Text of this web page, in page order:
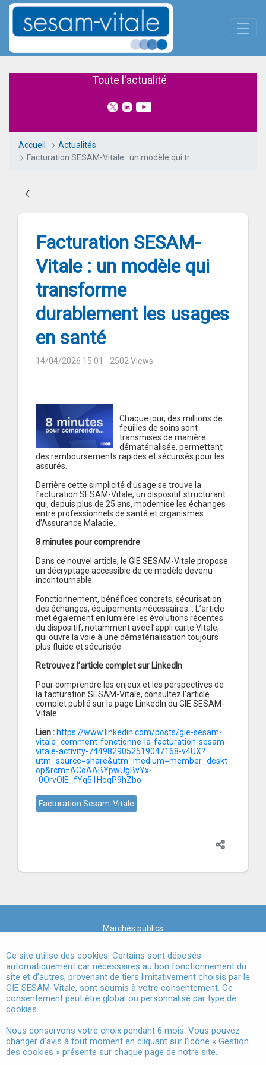
Skip to Main Content
Facturation SESAM-Vitale :
Toute l'actualité
Accueil
Actualités
Facturation SESAM-Vitale : un modèle qui transforme durablement les usages en santé
Facturation SESAM-
Vitale : un modèle qui
transforme
durablement les usages
en santé
14/04/2026 15:01 - 2502 Views
Chaque jour, des millions de
feuilles de soins sont
transmises de manière
dématérialisée, permettant
des remboursements rapides et sécurisés pour les
assurés.
Derrière cette simplicité d’usage se trouve la
facturation SESAM-Vitale, un dispositif structurant
qui, depuis plus de 25 ans, modernise les échanges
entre professionnels de santé et organismes
d’Assurance Maladie.
8 minutes pour comprendre
Dans ce nouvel article, le GIE SESAM-Vitale propose
un décryptage accessible de ce modèle devenu
incontournable.
Fonctionnement, bénéfices concrets, sécurisation
des échanges, équipements nécessaires… L’article
met également en lumière les évolutions récentes
du dispositif, notamment avec l’appli carte Vitale,
qui ouvre la voie à une dématérialisation toujours
plus fluide et sécurisée.
Retrouvez l’article complet sur LinkedIn
Pour comprendre les enjeux et les perspectives de
la facturation SESAM-Vitale, consultez l’article
complet publié sur la page LinkedIn du GIE SESAM-
Vitale.
Lien : https://www.linkedin.com/posts/gie-sesam-
vitale_comment-fonctionne-la-facturation-sesam-
vitale-activity-7449829052519047168-v4UX?
utm_source=share&utm_medium=member_deskt
op&rcm=ACoAABYpwUgBvYx-
-0OrvOlE_fYq51HoqP9hZbo
Facturation Sesam-Vitale
Marchés publics
Mentions légales
Conditions Générales d'Utilisation
Données à Caractère Personnel
Accessibilité
Gestion des cookies
Panneau de gestion des cookies
Ce site utilise des cookies. Certains sont déposés
automatiquement car nécessaires au bon fonctionnement du
site et d’autres, provenant de tiers limitativement choisis par le
GIE SESAM-Vitale, sont soumis à votre consentement. Ce
consentement peut être global ou personnalisé par type de
cookies.
Nous conservons votre choix pendant 6 mois. Vous pouvez
changer d’avis à tout moment en cliquant sur l’icône « Gestion
des cookies » présente sur chaque page de notre site.